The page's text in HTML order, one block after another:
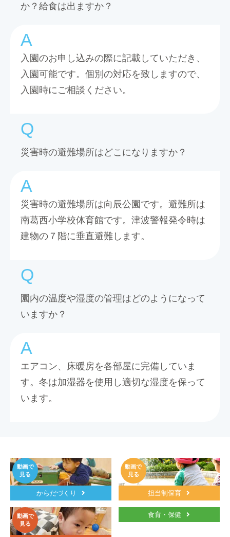
か？給食は出ますか？
入園のお申し込みの際に記載していただき、
入園可能です。個別の対応を致しますので、
入園時にご相談ください。
災害時の避難場所はどこになりますか？
災害時の避難場所は向辰公園です。避難所は
南葛西小学校体育館です。津波警報発令時は
建物の７階に垂直避難します。
園内の温度や湿度の管理はどのようになって
いますか？
エアコン、床暖房を各部屋に完備していま
す。冬は加湿器を使用し適切な湿度を保って
います。
動画で
見る
からだづくり
動画で
見る
担当制保育
動画で
見る
食育・保健